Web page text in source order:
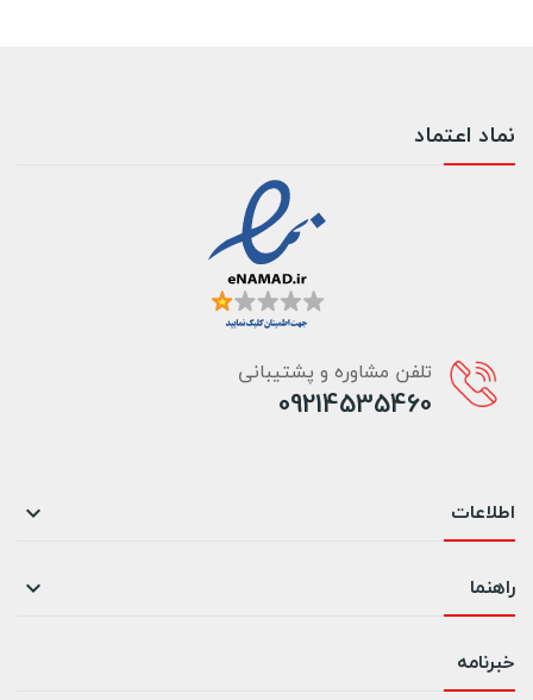
نماد اعتماد
تلفن مشاوره و پشتیبانی
09214535460
اطلاعات 
راهنما 
خبرنامه